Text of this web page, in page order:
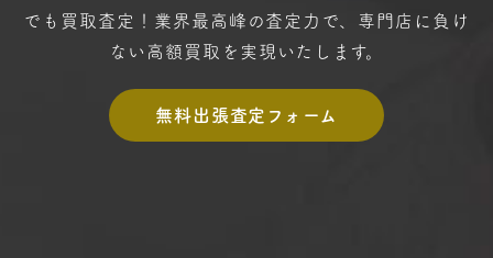
でも買取査定！ 業界最高峰の査定力で、専門店に 負け
ない高額買取を実現いたします。
無料出張査定フォーム